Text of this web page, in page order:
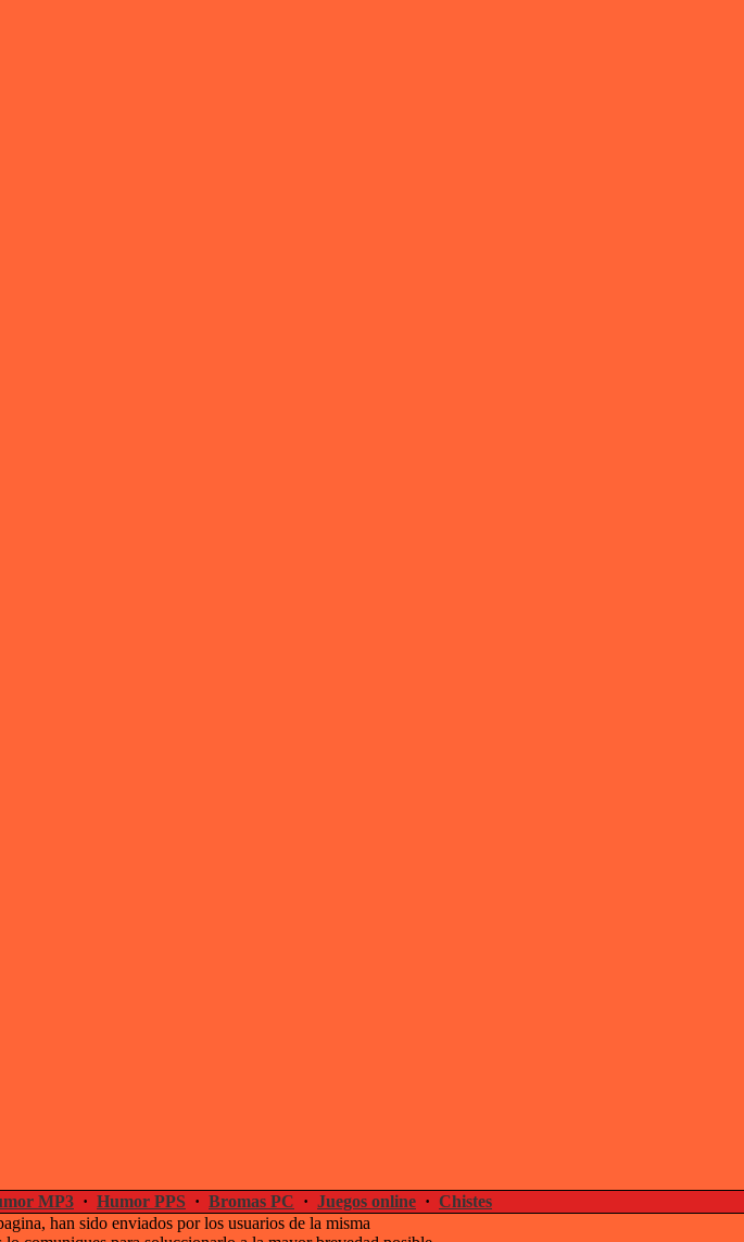
MP3 · Humor PPS · Bromas PC · Juegos online · Chistes
han sido enviados por los usuarios de la misma